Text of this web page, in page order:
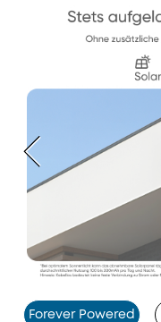
Forever Powered